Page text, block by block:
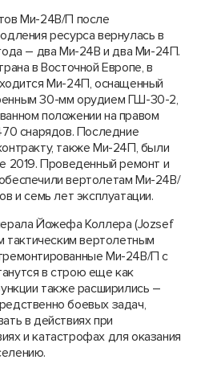
Ми-24В/П после
ресурса вернулась в
– два Ми-24В и два Ми-24П.
в Восточной Европе, в
Ми-24П, оснащенный
30-мм орудием ГШ-30-2,
положении на правом
снарядов. Последние
также Ми-24П, были
2019. Проведенный ремонт и
вертолетам Ми-24В/
и семь лет эксплуатации.
Йожефа Коллера (Jozsef
вертолетным
Ми-24В/П с
в строю еще как
также расширились –
боевых задач,
в действиях при
и катастрофах для оказания